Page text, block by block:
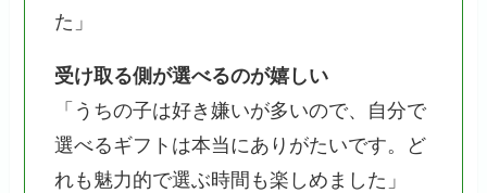
た」
受け取る側が選べるのが嬉しい
「うちの子は好き嫌いが多いので、自分で
選べるギフトは本当にありがたいです。ど
れも魅力的で選ぶ時間も楽しめました」